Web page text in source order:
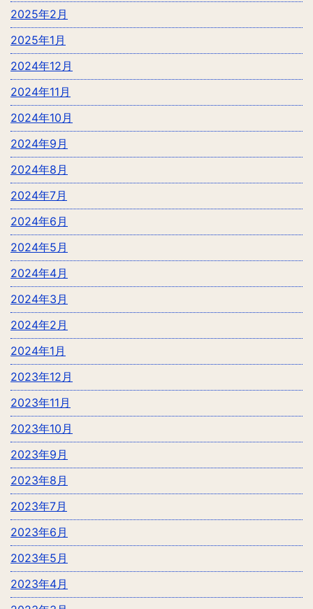
2025年2月
2025年1月
2024年12月
2024年11月
2024年10月
2024年9月
2024年8月
2024年7月
2024年6月
2024年5月
2024年4月
2024年3月
2024年2月
2024年1月
2023年12月
2023年11月
2023年10月
2023年9月
2023年8月
2023年7月
2023年6月
2023年5月
2023年4月